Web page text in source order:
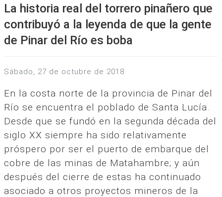
La historia real del torrero pinañero que
contribuyó a la leyenda de que la gente
de Pinar del Río es boba
sábado, 27 de octubre de 2018
En la costa norte de la provincia de Pinar del
Río se encuentra el poblado de Santa Lucía.
Desde que se fundó en la segunda década del
siglo XX siempre ha sido relativamente
próspero por ser el puerto de embarque del
cobre de las minas de Matahambre; y aún
después del cierre de estas ha continuado
asociado a otros proyectos mineros de la